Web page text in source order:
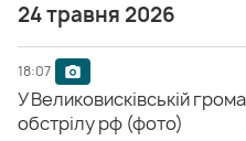
24 травня 2026
18:07
У Великовисківській
обстрілу рф (фото)